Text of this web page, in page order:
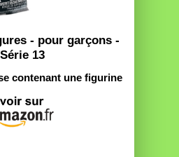
- pour garçons -
Série 13
contenant une figurine